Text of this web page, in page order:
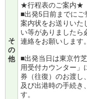
そ
の
他
★行程表のご案内★
■出発5日前までに
案内状をお送りいた
い等がありましたら
連絡をお願いします。
■出発当日は東京竹
用受付カウンター」
券（往復）のお渡し
及び出港時の手続き
す。